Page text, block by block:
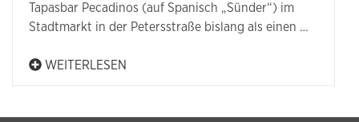
Tapasbar Pecadinos (auf Spanisch „Sünder“) im
Stadtmarkt in der Petersstraße bislang als einen …
WEITERLESEN